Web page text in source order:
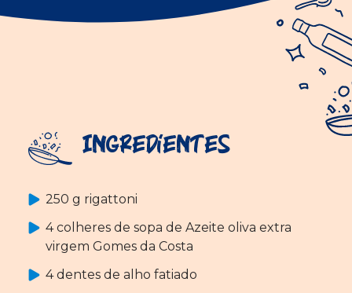
Ingredientes
250 g rigattoni
4 colheres de sopa de Azeite oliva extra
virgem Gomes da Costa
4 dentes de alho fatiado